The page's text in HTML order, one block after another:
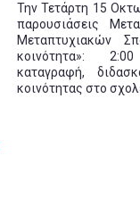
Την Τετάρτη 15
παρουσιάσεις
Μεταπτυχιακών
κοινότητα»: 2:00
καταγραφή,
κοινότητας στο